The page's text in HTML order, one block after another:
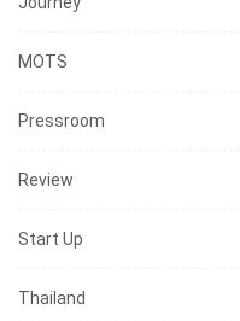
MOTS
Pressroom
Review
Start Up
Thailand